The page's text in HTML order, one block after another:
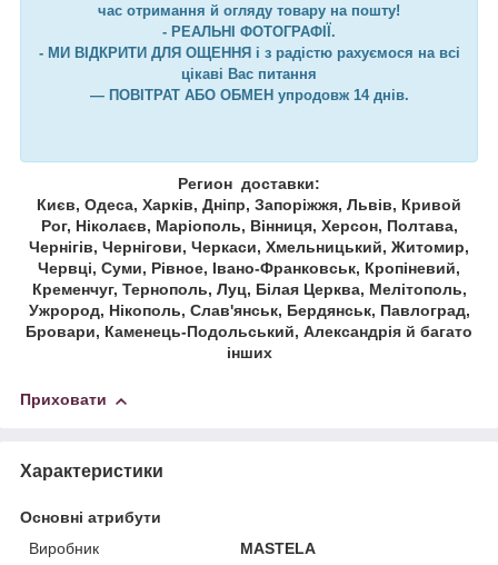
час отримання й огляду товару на пошту!
- РЕАЛЬНІ ФОТОГРАФІЇ.
- МИ ВІДКРИТИ ДЛЯ ОЩЕННЯ і з радістю рахуємося на всі
цікаві Вас питання
— ПОВІТРАТ АБО ОБМЕН упродовж 14 днів.
Регион доставки:
Києв, Одеса, Харків, Дніпр, Запоріжжя, Львів, Кривой
Рог, Ніколаєв, Маріополь, Вінниця, Херсон, Полтава,
Чернігів, Чернігови, Черкаси, Хмельницький, Житомир,
Червці, Суми, Рівное, Івано-Франковськ, Кропіневий,
Кременчуг, Тернополь, Луц, Білая Церква, Мелітополь,
Ужрород, Нікополь, Слав'янськ, Бердянськ, Павлоград,
Бровари, Каменець-Подольський, Александрія й багато
інших
Приховати
Характеристики
Основні атрибути
Виробник
MASTELA